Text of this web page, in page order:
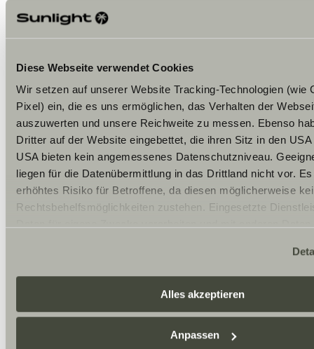
Diese Webseite verwendet Cookies
Wir setzen auf unserer Website Tracking-Technologien (wie
Pixel) ein, die es uns ermöglichen, das Verhalten der
auszuwerten und unsere Reichweite zu messen. Ebenso
Dritter auf der Website eingebettet, die ihren Sitz in den
USA bieten kein angemessenes Datenschutzniveau.
liegen für die Datenübermittlung in das Drittland nicht vor.
erhöhtes Risiko für Betroffene, da diesen möglicherweise
Rechtsbehelfsmöglichkeiten zustehen. Eingesetzte
Datenschutzerklärung Sunlight
Akzeptieren Sie oder wählen Sie einzelne Cookies/Dienste
Einstellungen aus, erteilen Sie uns Ihre Einwilligung zur
Daten zu den genannten Zwecken. Die Einwilligung ist
Einstellungen widerrufen werden. Klicken Sie auf Ablehnen,
Alles akzeptieren
Anpassen
Nutzer von Onlinediensten
Kategorien Daten:Nutzerdaten (z.B.
besuchte Webseiten, Interesse an Inhalten,
Zugriffszeiten), Meta- und Kommunikationsdaten (z.B.
Geräteinformationen, IP-Adressen), Kontaktdaten (z.B.
E-Mail-Adresse, Telefonnummer), Inhaltsdaten (z.B.
Textangaben, Fotografien, Videos)
Zwecke der Verarbeitung:Webseiten-Analyse,
Reichweitenmessung, Auslastung und Auswertung der
Webseiten-Interaktion, Lead-Auswertung
Rechtsgrundlagen:Einwilligung (Art. 6 Abs.
Weiterentwicklung der Webseite, Gewinnsteigerung,
Kundenbindung und -neugewinnung